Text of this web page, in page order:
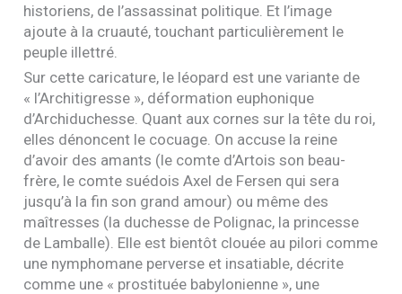
historiens, de l’assassinat politique. Et l’image
ajoute à la cruauté, touchant particulièrement le
peuple illettré.
Sur cette caricature, le léopard est une variante de
« l’Architigresse », déformation euphonique
d’Archiduchesse. Quant aux cornes sur la tête du roi,
elles dénoncent le cocuage. On accuse la reine
d’avoir des amants (le comte d’Artois son beau-
frère, le comte suédois Axel de Fersen qui sera
jusqu’à la fin son grand amour) ou même des
maîtresses (la duchesse de Polignac, la princesse
de Lamballe). Elle est bientôt clouée au pilori comme
une nymphomane perverse et insatiable, décrite
comme une « prostituée babylonienne », une